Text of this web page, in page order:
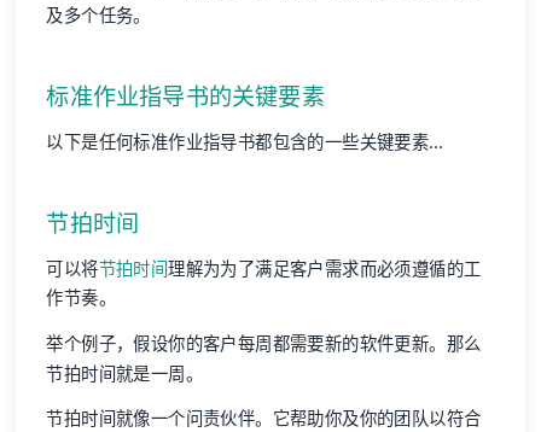
及多个任务。
标准作业指导书的关键要素
以下是任何标准作业指导书都包含的一些关键要素...
节拍时间
可以将节拍时间理解为为了满足客户需求而必须遵循的工
作节奏。
举个例子，假设你的客户每周都需要新的软件更新。那么
节拍时间就是一周。
节拍时间就像一个问责伙伴。它帮助你及你的团队以符合